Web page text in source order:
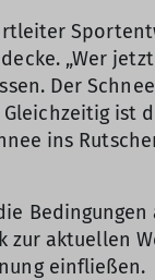
„Wer
Der
ist
ins
Bedingungen
zur aktuellen
einfließen.